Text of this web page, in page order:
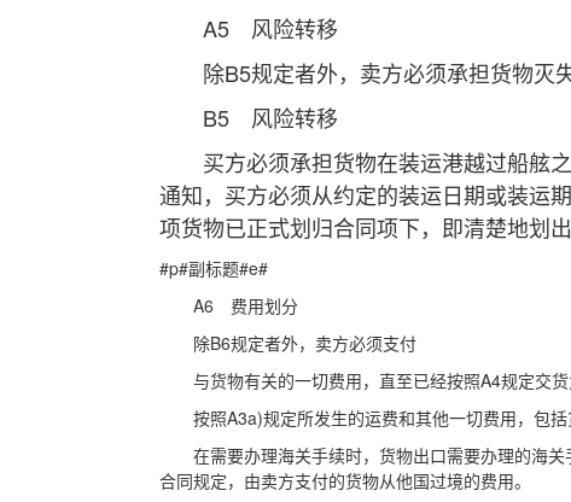
A5 风险转移
除B5规定者外，卖方必须承担货物灭失
B5 风险转移
买方必须承担货物在装运港越过船舷之
通知，买方必须从约定的装运日期或装运
项货物已正式划归合同项下，即清楚地划
#p#副标题#e#
A6 费用划分
除B6规定者外，卖方必须支付
与货物有关的一切费用，直至已经按照A4规定交货
按照A3a)规定所发生的运费和其他一切费用，包括
在需要办理海关手续时，货物出口需要办理的海关
合同规定，由卖方支付的货物从他国过境的费用。